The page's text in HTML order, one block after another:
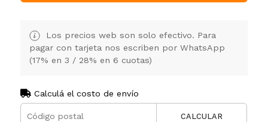
Los precios web son solo efectivo. Para
pagar con tarjeta nos escriben por WhatsApp
(17% en 3 / 28% en 6 cuotas)
Calculá el costo de envío
CALCULAR